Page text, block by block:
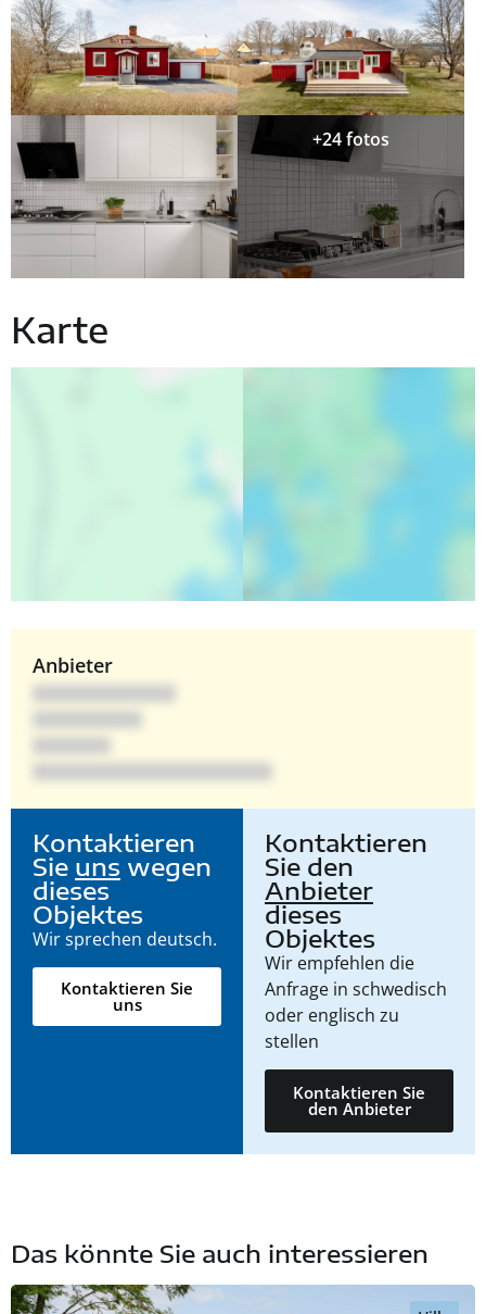
+24 fotos
Karte
Anbieter
Kontaktieren
Sie uns wegen
dieses
Objektes
Wir sprechen deutsch.
Kontaktieren Sie
uns
Kontaktieren
Sie den
Anbieter
dieses
Objektes
Wir empfehlen die
Anfrage in schwedisch
oder englisch zu
stellen
Kontaktieren Sie
den Anbieter
Das könnte Sie auch interessieren